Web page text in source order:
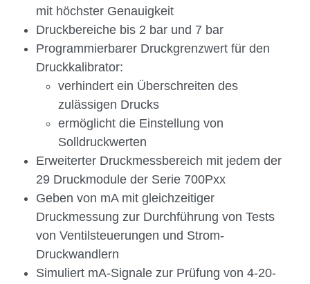
mit höchster Genauigkeit
Druckbereiche bis 2 bar und 7 bar
Programmierbarer Druckgrenzwert für den
Druckkalibrator:
verhindert ein Überschreiten des
zulässigen Drucks
ermöglicht die Einstellung von
Solldruckwerten
Erweiterter Druckmessbereich mit jedem der
29 Druckmodule der Serie 700Pxx
Geben von mA mit gleichzeitiger
Druckmessung zur Durchführung von Tests
von Ventilsteuerungen und Strom-
Druckwandlern
Simuliert mA-Signale zur Prüfung von 4-20-